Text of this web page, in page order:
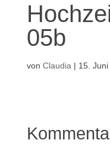
05b
von Claudia | 15.